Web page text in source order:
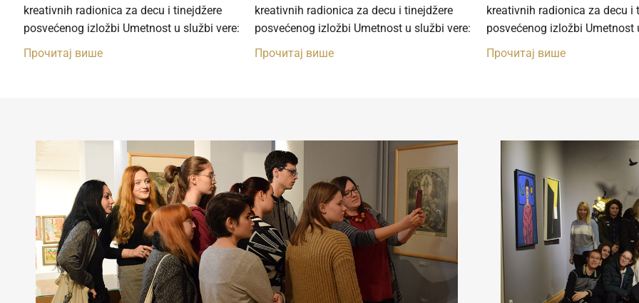
kreativnih radionica za decu i tinejdžere
posvećenog izložbi Umetnost u službi vere:
Прочитај више
kreativnih radionica za decu i tinejdžere
posvećenog izložbi Umetnost u službi vere:
Прочитај више
kreativnih radionica za decu i
posvećenog izložbi Umetnost
Прочитај више